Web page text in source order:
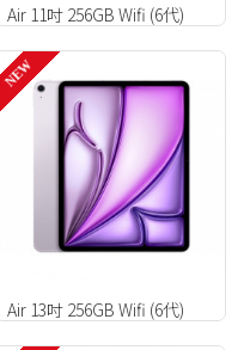
Air 11吋 256GB Wifi (6代)
NEW
Air 13吋 256GB Wifi (6代)